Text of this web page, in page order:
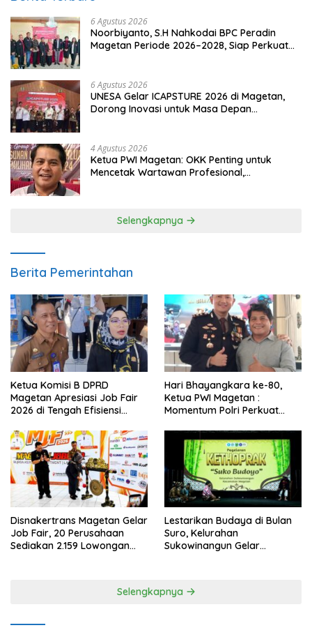
6 Agustus 2026
Noorbiyanto, S.H Nahkodai BPC Peradin
Magetan Periode 2026–2028, Siap Perkuat
6 Agustus 2026
UNESA Gelar ICAPSTURE 2026 di Magetan,
Dorong Inovasi untuk Masa Depan
4 Agustus 2026
Ketua PWI Magetan: OKK Penting untuk
Mencetak Wartawan Profesional,
Selengkapnya
Berita Pemerintahan
Ketua Komisi B DPRD
Magetan Apresiasi Job Fair
2026 di Tengah Efisiensi
Hari Bhayangkara ke-80,
Ketua PWI Magetan :
Momentum Polri Perkuat
Disnakertrans Magetan Gelar
Job Fair, 20 Perusahaan
Sediakan 2.159 Lowongan
Lestarikan Budaya di Bulan
Suro, Kelurahan
Sukowinangun Gelar
Selengkapnya